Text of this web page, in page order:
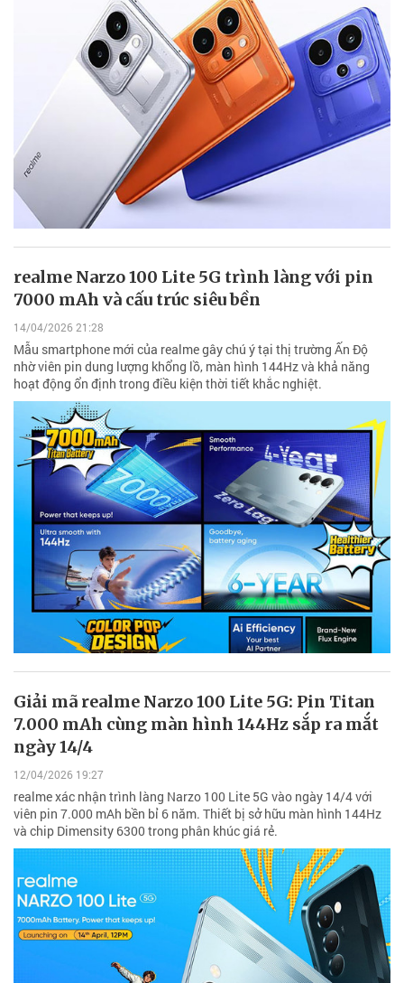
realme Narzo 100 Lite 5G trình làng với pin
7000 mAh và cấu trúc siêu bền
14/04/2026 21:28
Mẫu smartphone mới của realme gây chú ý tại thị trường Ấn Độ
nhờ viên pin dung lượng khổng lồ, màn hình 144Hz và khả năng
hoạt động ổn định trong điều kiện thời tiết khắc nghiệt.
Giải mã realme Narzo 100 Lite 5G: Pin Titan
7.000 mAh cùng màn hình 144Hz sắp ra mắt
ngày 14/4
12/04/2026 19:27
realme xác nhận trình làng Narzo 100 Lite 5G vào ngày 14/4 với
viên pin 7.000 mAh bền bỉ 6 năm. Thiết bị sở hữu màn hình 144Hz
và chip Dimensity 6300 trong phân khúc giá rẻ.